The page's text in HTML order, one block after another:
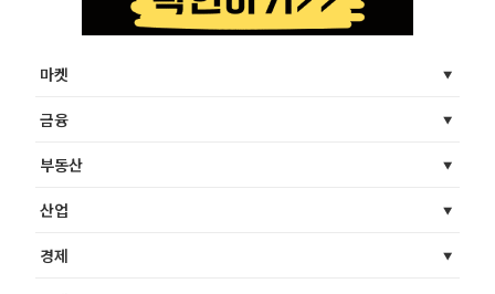
마켓
금융
부동산
산업
경제